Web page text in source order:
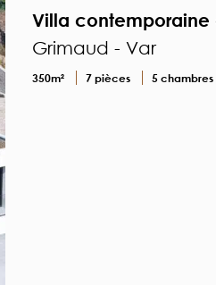
Villa
Grimaud - Var
350m² 7 pièces 5 chambres